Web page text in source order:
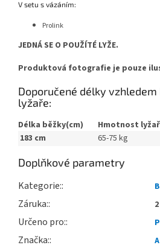
V setu s vázáním:
Prolink
JEDNÁ SE O POUŽÍTÉ LYŽE.
Produktová fotografie je pouze
Doporučené délky
lyžaře:
Délka běžky(cm)
Hmotnost
183 cm
65-75 kg
Doplňkové parametry
Kategorie:
Záruka:
Určeno pro:
Značka: